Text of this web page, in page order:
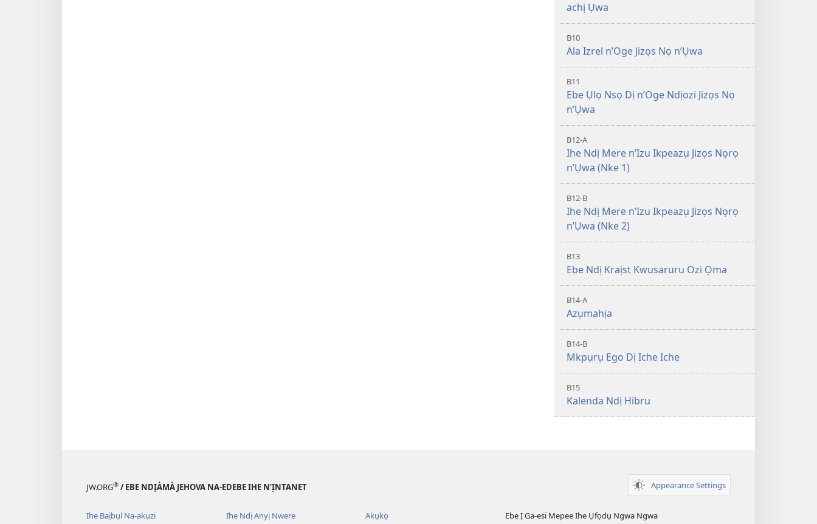
achị Ụwa
B10
Ala Izrel n’Oge Jizọs Nọ n’Ụwa
B11
Ebe Ụlọ Nsọ Dị n’Oge Ndịozi Jizọs Nọ
n’Ụwa
B12-A
Ihe Ndị Mere n’Izu Ikpeazụ Jizọs Nọrọ
n’Ụwa (Nke 1)
B12-B
Ihe Ndị Mere n’Izu Ikpeazụ Jizọs Nọrọ
n’Ụwa (Nke 2)
B13
Ebe Ndị Kraịst Kwusaruru Ozi Ọma
B14-A
Azụmahịa
B14-B
Mkpụrụ Ego Dị Iche Iche
B15
Kalenda Ndị Hibru
JW.ORG® / EBE NDỊÀMÀ JEHOVA NA-EDEBE IHE N’ỊNTANET Appearance Settings
Ihe Baịbụl Na-akụzi Ihe Ndị Anyị Nwere Akụkọ Ebe Ị Ga-esi Mepee Ihe Ụfọdụ Ngwa Ngwa